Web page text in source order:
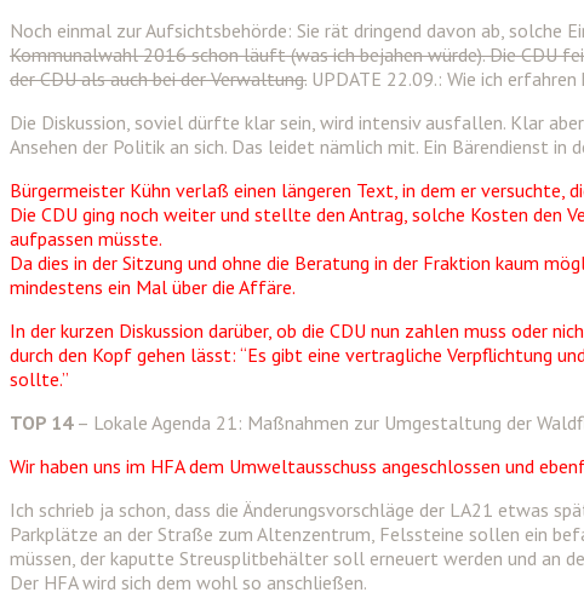
Noch einmal zur Aufsichtsbehörde: Sie rät dringend davon ab, solche
Kommunalwahl 2016 schon läuft (was ich bejahen würde). Die CDU
der CDU als auch bei der Verwaltung. UPDATE 22.09.: Wie ich
Die Diskussion, soviel dürfte klar sein, wird intensiv ausfallen. Klar
Ansehen der Politik an sich. Das leidet nämlich mit. Ein Bärendienst in
Bürgermeister Kühn verlaß einen längeren Text, in dem er versuchte,
Die CDU ging noch weiter und stellte den Antrag, solche Kosten den
aufpassen müsste.
Da dies in der Sitzung und ohne die Beratung in der Fraktion kaum
mindestens ein Mal über die Affäre.
In der kurzen Diskussion darüber, ob die CDU nun zahlen muss oder
durch den Kopf gehen lässt: “Es gibt eine vertragliche Verpflichtung
sollte.”
TOP 14– Lokale Agenda 21: Maßnahmen zur Umgestaltung der
Wir haben uns im HFA dem Umweltausschuss angeschlossen und
Ich schrieb ja schon, dass die Änderungsvorschläge der LA21 etwas
Parkplätze an der Straße zum Altenzentrum, Felssteine sollen ein
müssen, der kaputte Streusplitbehälter soll erneuert werden und an
Der HFA wird sich dem wohl so anschließen.